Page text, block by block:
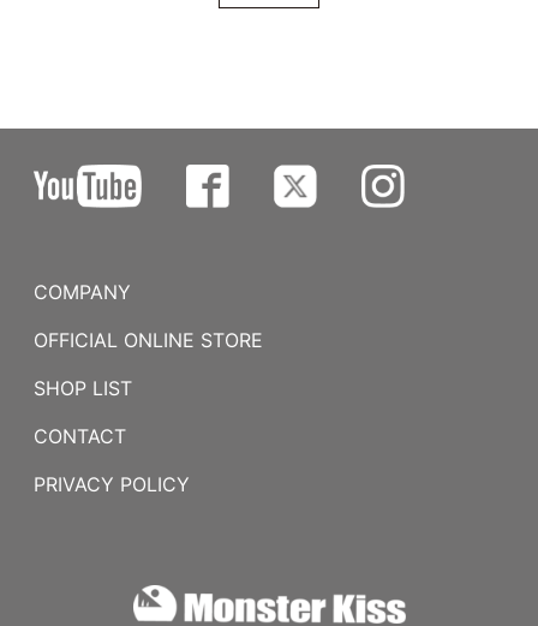
COMPANY
OFFICIAL ONLINE STORE
SHOP LIST
CONTACT
PRIVACY POLICY